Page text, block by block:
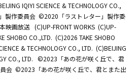
IQIYI SCIENCE & TECHNOLOGY CO.,
製作委員会 ©2020「ラストレター」製作委
映画放送 (C)UP-FRONT WORKS (C)UP-
SHOBO CO.,LTD. (C)2026 TAKE SHOBO
& TECHNOLOGY CO., LTD. (C)BEIJING
CO., LTD. ©2023「あの花が咲く丘で、君
会 ©2023「あの花が咲く丘で、君とまた出